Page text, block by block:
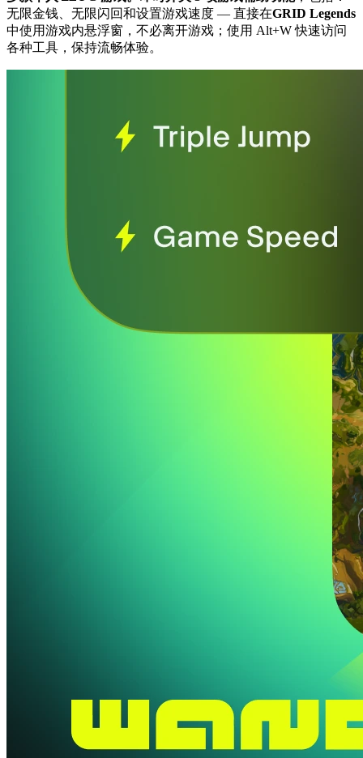
无限金钱、无限闪回和设置游戏速度 — 直接在GRID Legends
中使用游戏内悬浮窗，不必离开游戏；使用 Alt+W 快速访问
各种工具，保持流畅体验。